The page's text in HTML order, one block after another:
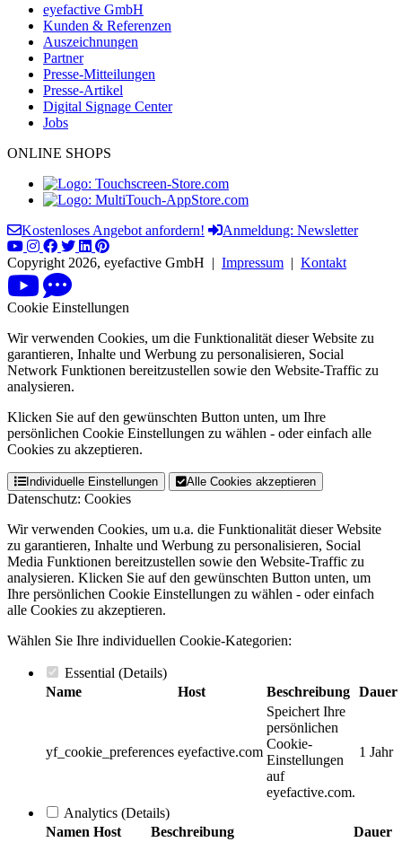
eyefactive GmbH
Kunden & Referenzen
Auszeichnungen
Partner
Presse-Mitteilungen
Presse-Artikel
Digital Signage Center
Jobs
ONLINE SHOPS
Kostenloses Angebot anfordern! Anmeldung: Newsletter
Copyright 2026, eyefactive GmbH | Impressum | Kontakt
Cookie Einstellungen
Wir verwenden Cookies, um die Funktionalität dieser Website zu
garantieren, Inhalte und Werbung zu personalisieren, Social
Network Funktionen bereitzustellen sowie den Website-Traffic zu
analysieren.
Klicken Sie auf den gewünschten Button unten, um Ihre
persönlichen Cookie Einstellungen zu wählen - oder einfach alle
Cookies zu akzeptieren.
Individuelle Einstellungen Alle Cookies akzeptieren
Datenschutz: Cookies
Wir verwenden Cookies, um u.a. die Funktionalität dieser Website
zu garantieren, Inhalte und Werbung zu personalisieren, Social
Media Funktionen bereitzustellen sowie den Website-Traffic zu
analysieren. Klicken Sie auf den gewünschten Button unten, um
Ihre persönlichen Cookie Einstellungen zu wählen - oder einfach
alle Cookies zu akzeptieren.
Wählen Sie Ihre individuellen Cookie-Kategorien:
Essential (Details)
Name
Host Beschreibung Dauer
yf_cookie_preferences eyefactive.com
Speichert Ihre
persönlichen
Cookie-
Einstellungen
auf
eyefactive.com.
1 Jahr
Analytics (Details)
Namen Host Beschreibung Dauer